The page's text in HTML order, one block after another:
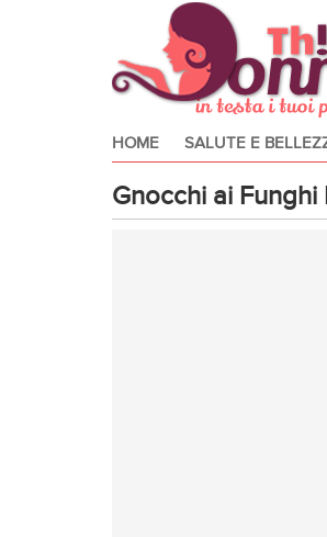
HOME SALUTE E
Gnocchi ai